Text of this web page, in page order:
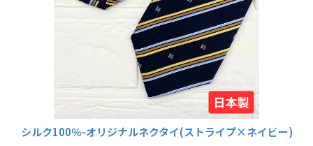
シルク100％-オリジナルネクタイ(ストライプ×ネイビー)